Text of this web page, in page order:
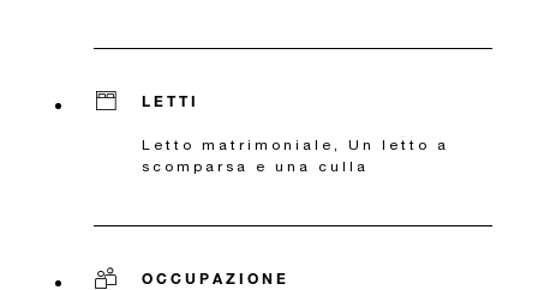
LETTI
Letto matrimoniale, Un letto a
scomparsa e una culla
OCCUPAZIONE